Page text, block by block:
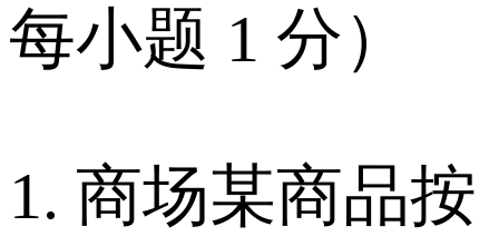
每小题 1 分）
1. 商场某商品按